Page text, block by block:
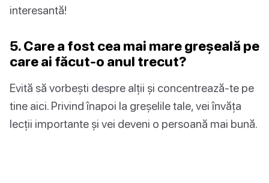
interesantă!
5. Care a fost cea mai mare greșeală pe
care ai făcut-o anul trecut?
Evită să vorbești despre alții și concentrează-te pe
tine aici. Privind înapoi la greșelile tale, vei învăța
lecții importante și vei deveni o persoană mai bună.